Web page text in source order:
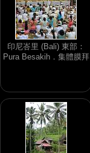
印尼峇里 (Bali) 東部：
Pura Besakih．集體膜拜